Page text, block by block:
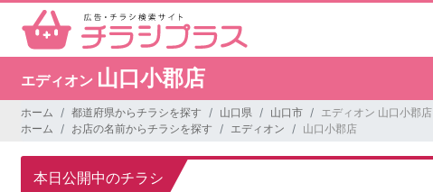
エディオン 山口小郡店
ホーム 都道府県からチラシを探す 山口県 山口市
エディオン 山口小郡店
ホーム
お店の名前からチラシを探す エディオン 山口小郡店
本日公開中のチラシ